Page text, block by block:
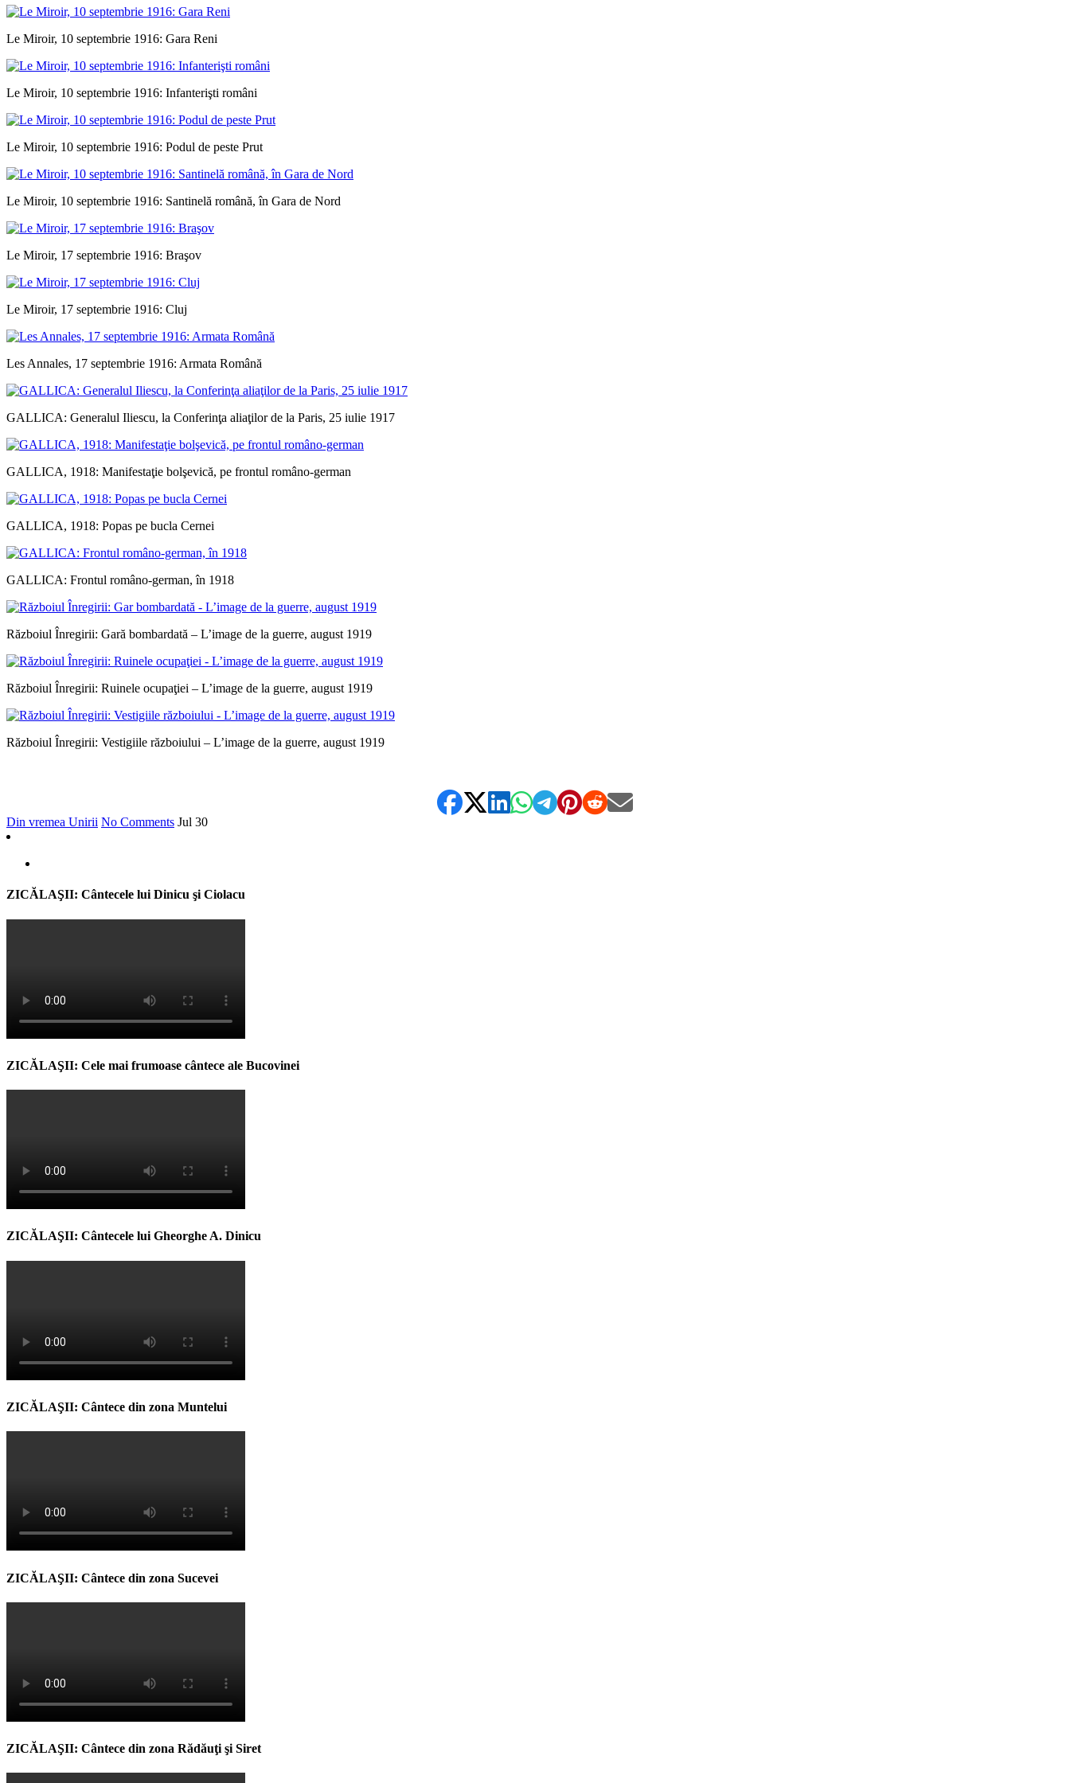
Le Miroir, 10 septembrie 1916: Gara Reni
Le Miroir, 10 septembrie 1916: Infanterişti români
Le Miroir, 10 septembrie 1916: Podul de peste Prut
Le Miroir, 10 septembrie 1916: Santinelă română, în Gara de Nord
Le Miroir, 17 septembrie 1916: Braşov
Le Miroir, 17 septembrie 1916: Cluj
Les Annales, 17 septembrie 1916: Armata Română
GALLICA: Generalul Iliescu, la Conferinţa aliaţilor de la Paris, 25 iulie 1917
GALLICA, 1918: Manifestaţie bolşevică, pe frontul româno-german
GALLICA, 1918: Popas pe bucla Cernei
GALLICA: Frontul româno-german, în 1918
Războiul Înregirii: Gară bombardată – L’image de la guerre, august 1919
Războiul Înregirii: Ruinele ocupaţiei – L’image de la guerre, august 1919
Războiul Înregirii: Vestigiile războiului – L’image de la guerre, august 1919
Din vremea Unirii No Comments Jul 30
ZICĂLAŞII: Cântecele lui Dinicu şi Ciolacu
ZICĂLAŞII: Cele mai frumoase cântece ale Bucovinei
ZICĂLAŞII: Cântecele lui Gheorghe A. Dinicu
ZICĂLAŞII: Cântece din zona Muntelui
ZICĂLAŞII: Cântece din zona Sucevei
ZICĂLAŞII: Cântece din zona Rădăuţi şi Siret